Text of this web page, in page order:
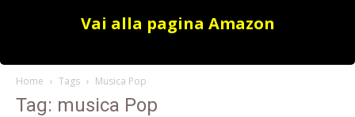
Vai alla pagina Amazon
Home Tags Musica Pop
Tag: musica Pop